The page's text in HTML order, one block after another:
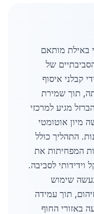
באילת מותאם
של
קבלני איסוף
תוך שמירת
מגיע למרכזי
מיון אוטומטי
התהליך כולל
המפחיתות את
לסביבה.
שימוש
תוך עמידה
באזורי החוף